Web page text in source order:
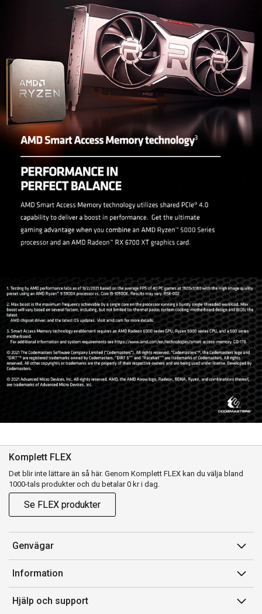
Komplett FLEX
Det blir inte lättare än så här. Genom Komplett FLEX kan du välja bland
1000-tals produkter och du betalar 0 kr i dag.
Se FLEX produkter
Genvägar
Konto
Orderhistorik
Presentkort
Information
Försäljningsvillkor
Hjälp och support